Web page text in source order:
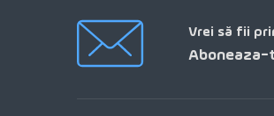
Vrei să fii